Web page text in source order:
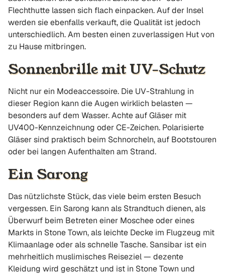
Flechthutte lassen sich flach einpacken. Auf der Insel
werden sie ebenfalls verkauft, die Qualität ist jedoch
unterschiedlich. Am besten einen zuverlassigen Hut von
zu Hause mitbringen.
Sonnenbrille mit UV-Schutz
Nicht nur ein Modeaccessoire. Die UV-Strahlung in
dieser Region kann die Augen wirklich belasten —
besonders auf dem Wasser. Achte auf Gläser mit
UV400-Kennzeichnung oder CE-Zeichen. Polarisierte
Gläser sind praktisch beim Schnorcheln, auf Bootstouren
oder bei langen Aufenthalten am Strand.
Ein Sarong
Das nützlichste Stück, das viele beim ersten Besuch
vergessen. Ein Sarong kann als Strandtuch dienen, als
Überwurf beim Betreten einer Moschee oder eines
Markts in Stone Town, als leichte Decke im Flugzeug mit
Klimaanlage oder als schnelle Tasche. Sansibar ist ein
mehrheitlich muslimisches Reiseziel — dezente
Kleidung wird geschätzt und ist in Stone Town und